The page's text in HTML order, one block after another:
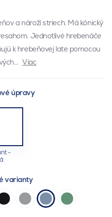
a nároží striech. Má kónický
Jednotlivé hrebenáče
k hrebeňovej late pomocou
Viac
úpravy
-
varianty